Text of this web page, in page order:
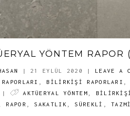
YÖNTEM RAPOR
| 21 EYLÜL 2020 | LEAVE A
BILIRKIŞI RAPORLARI
| AKTÜERYAL YÖNTEM
BILIRKIŞI
RAPOR SAKATLIK SÜREKLİ ,